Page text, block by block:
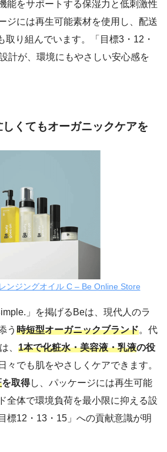
能をサポートする保湿力と低刺激性
ジには再生可能素材を使用し、配送
取り組んでいます。「目標3・12・
計が、環境にもやさしい安心感を
くてもオーガニックケアを
ンジングオイル C – Be Online Store
」を掲げるBeは、現代人のラ
う 時短型オーガニックブランド。代
、 1本で化粧水・美容液・乳液の役
々でも肌をやさしくケアできます。
を取得し、パッケージには再生可能
全体で環境負荷を最小限に抑える設
標12・13・15」への貢献意識が明